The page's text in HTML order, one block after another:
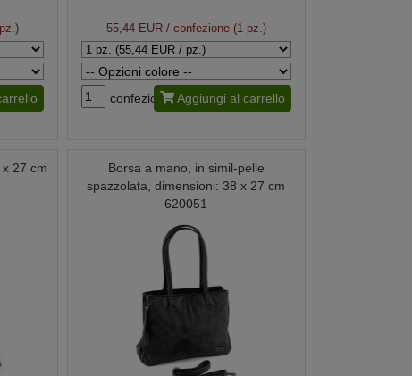
55,44 EUR/ confezione (1 pz.)
confezione Aggiungi al carrello
27 cm
Borsa a mano, in simil-pelle
spazzolata, dimensioni: 38 x 27 cm
620051